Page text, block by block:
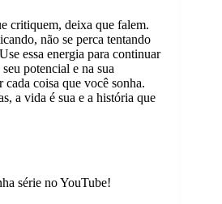
critiquem, deixa que falem.
não se perca tentando
essa energia para continuar
potencial e na sua
cada coisa que você sonha.
a vida é sua e a história que
série no YouTube!